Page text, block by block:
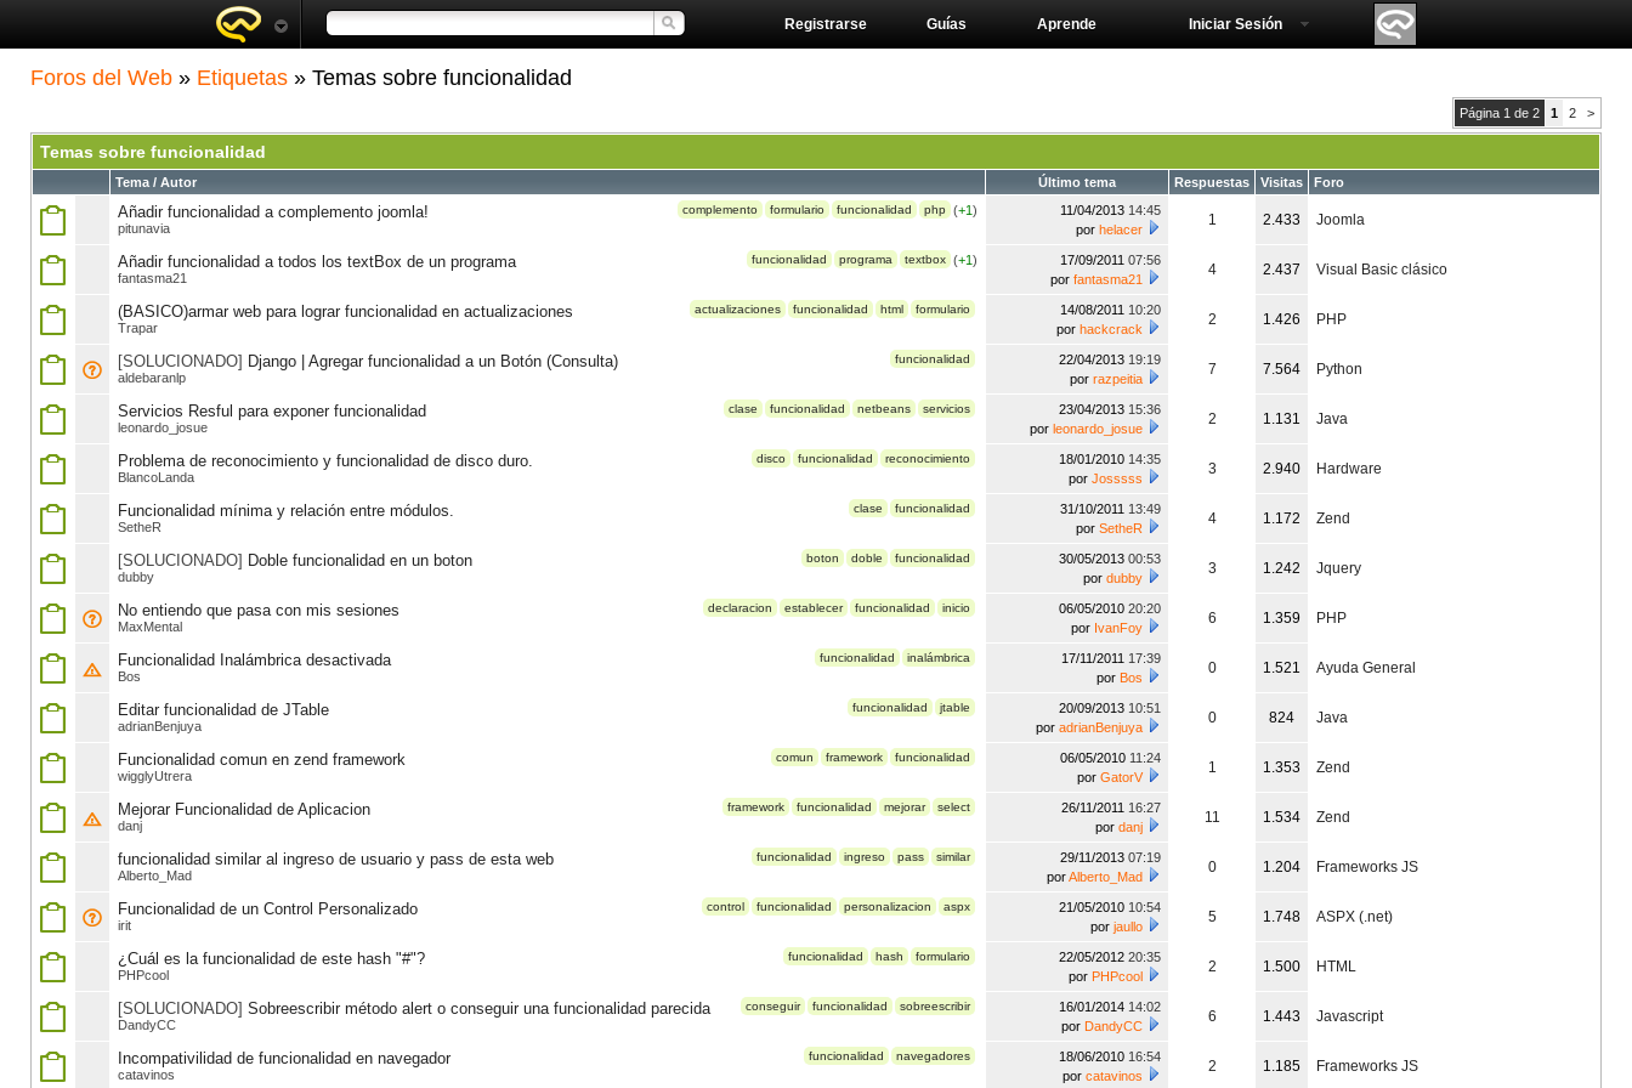
Aprende
Guías
Registrarse Iniciar Sesión
Foros del Web » Etiquetas » Temas sobre funcionalidad
Página 1 de 2 1 2 >
Temas sobre funcionalidad
Tema / Autor Último tema Respuestas Visitas
Foro
(+1)
complemento formulario funcionalidad php
Añadir funcionalidad a complemento joomla!
pitunavia
11/04/2013 14:45
por helacer
1 2.433 Joomla
(+1)
funcionalidad programa textbox
Añadir funcionalidad a todos los textBox de un programa
fantasma21
17/09/2011 07:56
por fantasma21
4 2.437 Visual Basic clásico
actualizaciones funcionalidad html formulario
(BASICO)armar web para lograr funcionalidad en actualizaciones
Trapar
14/08/2011 10:20
por hackcrack
2 1.426 PHP
funcionalidad
[SOLUCIONADO] Django | Agregar funcionalidad a un Botón (Consulta)
aldebaranlp
22/04/2013 19:19
por razpeitia
7 7.564 Python
clase funcionalidad netbeans servicios
Servicios Resful para exponer funcionalidad
leonardo_josue
23/04/2013 15:36
por leonardo_josue
2 1.131 Java
disco funcionalidad reconocimiento
Problema de reconocimiento y funcionalidad de disco duro.
BlancoLanda
18/01/2010 14:35
por Josssss
3 2.940 Hardware
clase funcionalidad
Funcionalidad mínima y relación entre módulos.
SetheR
31/10/2011 13:49
por SetheR
4 1.172 Zend
boton doble funcionalidad
[SOLUCIONADO] Doble funcionalidad en un boton
dubby
30/05/2013 00:53
por dubby
3 1.242 Jquery
declaracion establecer funcionalidad inicio
No entiendo que pasa con mis sesiones
MaxMental
06/05/2010 20:20
por IvanFoy
6 1.359 PHP
funcionalidad inalámbrica
Funcionalidad Inalámbrica desactivada
Bos
17/11/2011 17:39
por Bos
0 1.521 Ayuda General
funcionalidad jtable
Editar funcionalidad de JTable
adrianBenjuya
20/09/2013 10:51
por adrianBenjuya
0 824 Java
comun framework funcionalidad
Funcionalidad comun en zend framework
wigglyUtrera
06/05/2010 11:24
por GatorV
1 1.353 Zend
framework funcionalidad mejorar select
Mejorar Funcionalidad de Aplicacion
danj
26/11/2011 16:27
por danj
11 1.534 Zend
funcionalidad ingreso pass similar
funcionalidad similar al ingreso de usuario y pass de esta web
Alberto_Mad
29/11/2013 07:19
porAlberto_Mad
0 1.204 Frameworks JS
control funcionalidad personalizacion aspx
Funcionalidad de un Control Personalizado
irit
21/05/2010 10:54
por jaullo
5 1.748 ASPX (.net)
funcionalidad hash formulario
¿Cuál es la funcionalidad de este hash "#"?
PHPcool
22/05/2012 20:35
por PHPcool
2 1.500 HTML
conseguir funcionalidad sobreescribir
[SOLUCIONADO] Sobreescribir método alert o conseguir una funcionalidad parecida
DandyCC
16/01/2014 14:02
por DandyCC
6 1.443 Javascript
funcionalidad navegadores
Incompativilidad de funcionalidad en navegador
catavinos
18/06/2010 16:54
por catavinos
2 1.185 Frameworks JS